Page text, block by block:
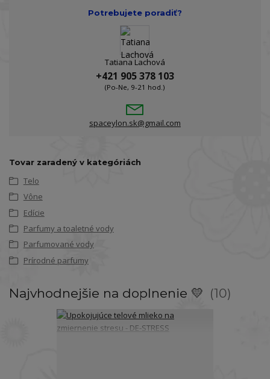
Potrebujete poradiť?
Tatiana Lachová
+421 905 378 103
(Po-Ne, 9-21 hod.)
spaceylon.sk@gmail.com
Tovar zaradený v kategóriách
Telo
Vône
Edície
Parfumy a toaletné vody
Parfumované vody
Prírodné parfumy
Najvhodnejšie na doplnenie 💛 10